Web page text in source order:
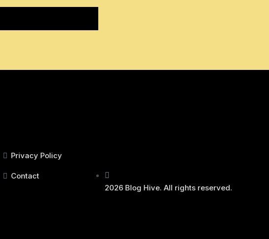
Privacy Policy
Contact
2026 Blog Hive. All rights reserved.